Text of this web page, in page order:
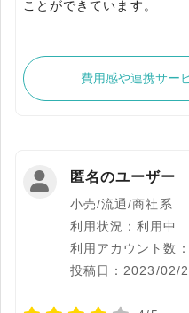
ことができています。
費用感や連携サー
匿名のユーザー
小売/流通/商社系
利用状況：利用中
利用アカウント数
投稿日：2023/02/